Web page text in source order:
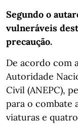
Segundo o
vulneráveis
precaução.
De acordo com
Autoridade
Civil (ANEPC),
para o combate
viaturas e